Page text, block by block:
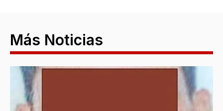
Más Noticias